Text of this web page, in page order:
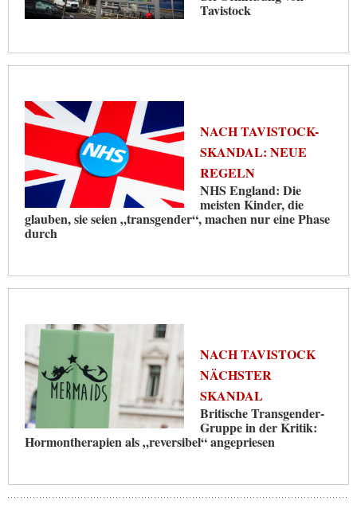
Tavistock
NACH TAVISTOCK-
SKANDAL: NEUE
REGELN
NHS England: Die
meisten Kinder, die
glauben, sie seien „transgender“, machen nur eine Phase
durch
NACH TAVISTOCK
NÄCHSTER
SKANDAL
Britische Transgender-
Gruppe in der Kritik:
Hormontherapien als „reversibel“ angepriesen